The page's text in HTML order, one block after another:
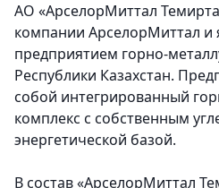
АО «АрселорМиттал
компании АрселорМиттал и
предприятием горно-
Республики Казахстан.
собой интегрированный
комплекс с собственным
энергетической базой.
В состав «АрселорМиттал